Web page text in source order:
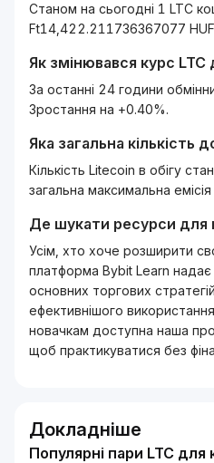
Станом на сьогодні 1 LTC
Ft14,422.211736367077
Як змінювався курс LTC
За останні 24 години
Зростання на +0.40%.
Яка загальна кількість
Кількість Litecoin в обігу
загальна максимальна
Де шукати ресурси для
Усім, хто хоче розширити
платформа Bybit Learn
основних торгових
ефективнішого
новачкам доступна наша
щоб практикуватися без
Докладніше
Популярні пари LTC для